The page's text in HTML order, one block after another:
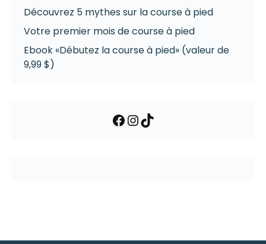
Découvrez 5 mythes sur la course à pied
Votre premier mois de course à pied
Ebook «Débutez la course à pied» (valeur de
9,99 $)
Facebook
Instagram
TikTok